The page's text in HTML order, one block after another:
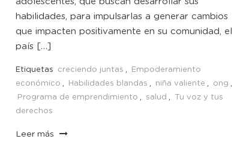
habilidades, para impulsarlas a generar cambios
que impacten positivamente en su comunidad, el
país […]
Etiquetas creciendo juntas ,
Empoderamiento
económico , Habilidades blandas , niña valiente , ong ,
Programa de emprendimiento , salud ,
Tu voz y tus
derechos
Leer más